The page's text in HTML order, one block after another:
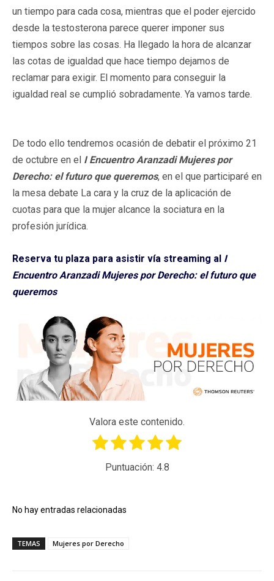
un tiempo para cada cosa, mientras que el poder ejercido
desde la testosterona parece querer imponer sus
tiempos sobre las cosas. Ha llegado la hora de alcanzar
las cotas de igualdad que hace tiempo dejamos de
reclamar para exigir. El momento para conseguir la
igualdad real se cumplió sobradamente. Ya vamos tarde.
De todo ello tendremos ocasión de debatir el próximo 21
de octubre en el I Encuentro Aranzadi Mujeres por
Derecho: el futuro que queremos, en el que participaré en
la mesa debate La cara y la cruz de la aplicación de
cuotas para que la mujer alcance la sociatura en la
profesión jurídica.
Reserva tu plaza para asistir vía streaming al I
Encuentro Aranzadi Mujeres por Derecho: el futuro que
queremos
Valora este contenido.
Puntuación: 4.8
No hay entradas relacionadas
TEMAS Mujeres por Derecho